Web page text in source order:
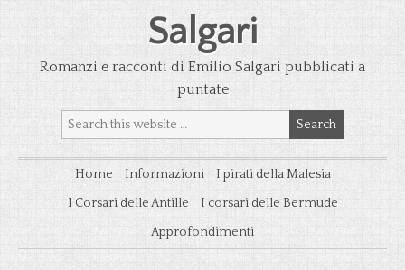
Salgari
Romanzi e racconti di Emilio Salgari pubblicati a
puntate
Home Informazioni
I pirati della Malesia
I Corsari delle Antille
I corsari delle Bermude
Approfondimenti